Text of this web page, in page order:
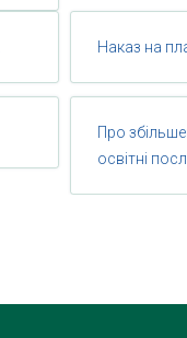
Наказ на
Про
освітні